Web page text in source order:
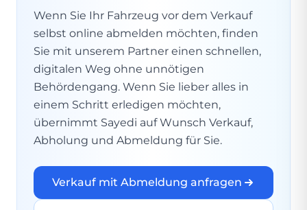
Wenn Sie Ihr Fahrzeug vor dem Verkauf
selbst online abmelden möchten, finden
Sie mit unserem Partner einen schnellen,
digitalen Weg ohne unnötigen
Behördengang. Wenn Sie lieber alles in
einem Schritt erledigen möchten,
übernimmt Sayedi auf Wunsch Verkauf,
Abholung und Abmeldung für Sie.
Verkauf mit Abmeldung anfragen